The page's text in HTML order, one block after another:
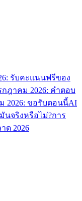
รับคะแนนฟรีของ
กฎาคม 2026: คำตอบ
2026: ขอรับตอนนี้AI
นจริงหรือไม่?การ
ด 2026